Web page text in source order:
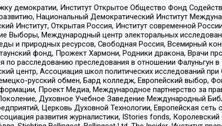
демократии, Институт Открытое Общество Фонд
Национальный Демократический Институт
Институт, Открытая Россия, Институт современной
Выборы, Международный центр электоральных
и природных ресурсов, Свободная Россия, Всемирный
фонд, Прожект Хармони, Родники дракона, Врачи
по расследованию преследования в отношении Фалуньгун
центр, Ассоциация школ политических исследований
русский обмен, Бард колледж, Европейский выбор,
Проект Медиа, Международное партнерство за
Духовное Учебное Заведение Международный
Церковь Духовной Технологии, Европейская
развития журналистики, IStories fonds,